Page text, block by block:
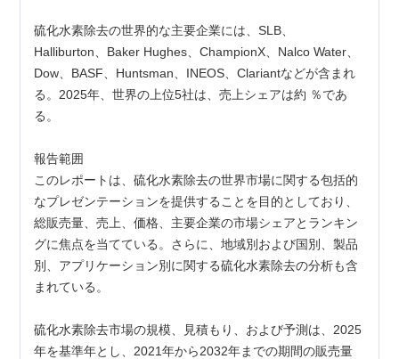
硫化水素除去の世界的な主要企業には、SLB、
Halliburton、Baker Hughes、ChampionX、Nalco Water、
Dow、BASF、Huntsman、INEOS、Clariantなどが含まれ
る。2025年、世界の上位5社は、売上シェアは約 ％であ
る。
報告範囲
このレポートは、硫化水素除去の世界市場に関する包括的
なプレゼンテーションを提供することを目的としており、
総販売量、売上、価格、主要企業の市場シェアとランキン
グに焦点を当てている。さらに、地域別および国別、製品
別、アプリケーション別に関する硫化水素除去の分析も含
まれている。
硫化水素除去市場の規模、見積もり、および予測は、2025
年を基準年とし、2021年から2032年までの期間の販売量